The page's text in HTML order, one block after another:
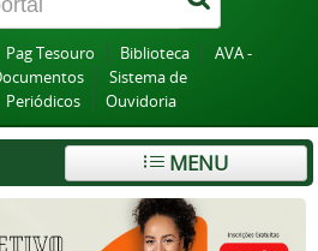
Pag Tesouro Biblioteca
AVA -
Sistema de
Periódicos Ouvidoria
MENU